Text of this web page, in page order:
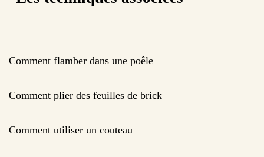
Comment flamber dans une poêle
Comment plier des feuilles de brick
Comment utiliser un couteau